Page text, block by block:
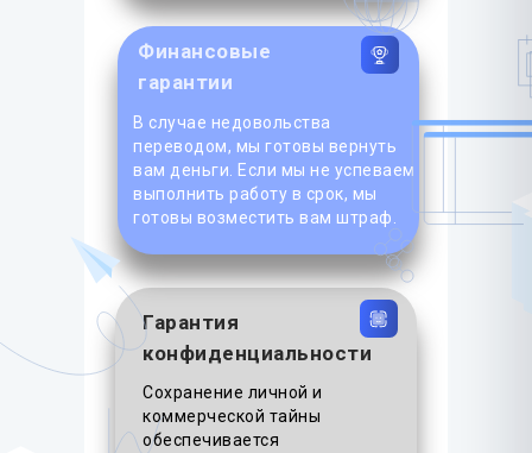
Гарантия
конфиденциальности
Финансовые
гарантии
Сохранение личной и
коммерческой тайны
обеспечивается
В случае недовольства
переводом, мы готовы вернуть
вам деньги. Если мы не успеваем
выполнить работу в срок, мы
готовы возместить вам штраф.